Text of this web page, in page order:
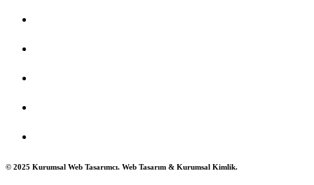
© 2025 Kurumsal Web Tasarımcı. Web Tasarım & Kurumsal Kimlik.